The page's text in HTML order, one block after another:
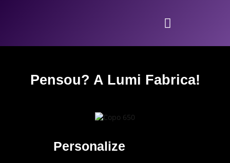
Pensou? A Lumi Fabrica!
Personalize